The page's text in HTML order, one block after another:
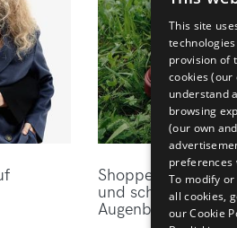
Shoppen Sie die
und schicksten
Augenblicks bei
This site
provision of
cookies
understand
browsing
(our own
preferences
To modify
all cookies,
our Cookie